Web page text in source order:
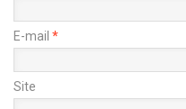
E-mail *
Site